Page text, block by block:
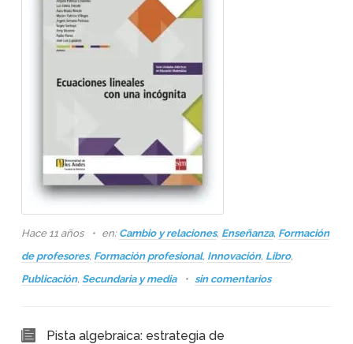
Hace 11 años en: Cambio y relaciones, Enseñanza, Formación
de profesores, Formación profesional, Innovación, Libro,
Publicación, Secundaria y media sin comentarios
Pista algebraica: estrategia de